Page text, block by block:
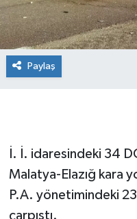
Paylaş
İ. İ. idaresindeki 34
Malatya-Elazığ kara
P.A. yönetimindeki
çarpıştı.